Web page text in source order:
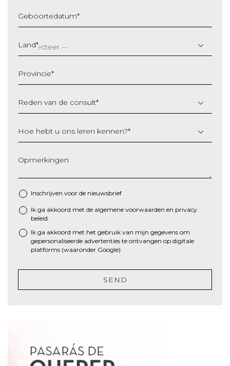
Geboortedatum*
slash
MM
JJJJ
Land*
Provincie*
Reden van de consult*
Hoe hebt u ons leren kennen?*
Opmerkingen
Inschrijven voor de nieuwsbrief
* Ik ga akkoord met de algemene voorwaarden en privacy
beleid
Ik ga akkoord met het gebruik van mijn gegevens om
gepersonaliseerde advertenties te ontvangen op digitale
platforms (waaronder Google)
SEND